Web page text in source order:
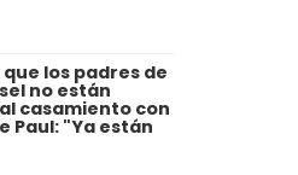
los padres de
no están
casamiento con
Paul: "Ya están